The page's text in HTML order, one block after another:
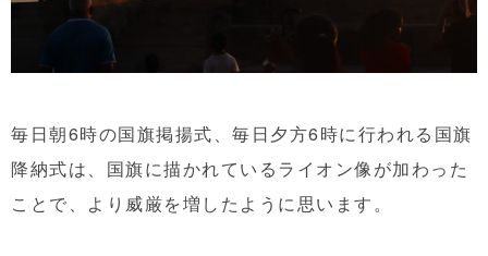
毎日朝6時の国旗掲揚式、毎日夕方6時に行われる国旗
降納式は、国旗に描かれているライオン像が加わった
ことで、より威厳を増したように思います。